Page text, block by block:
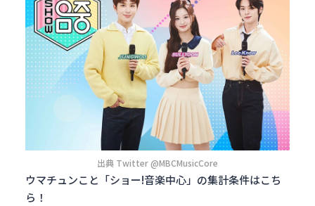
出典 Twitter @MBCMusicCore
ウマチュンこと「ショー!音楽中心」の集計条件はこち
ら！